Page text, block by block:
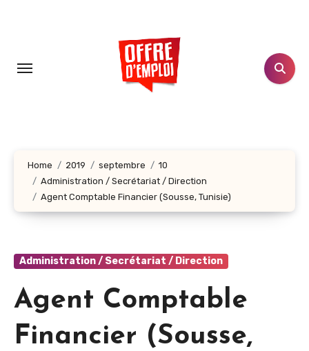
principal
Home 2019 septembre
10
Administration / Secrétariat / Direction
Agent Comptable Financier (Sousse, Tunisie)
Administration / Secrétariat / Direction
Agent Comptable
Financier (Sousse,